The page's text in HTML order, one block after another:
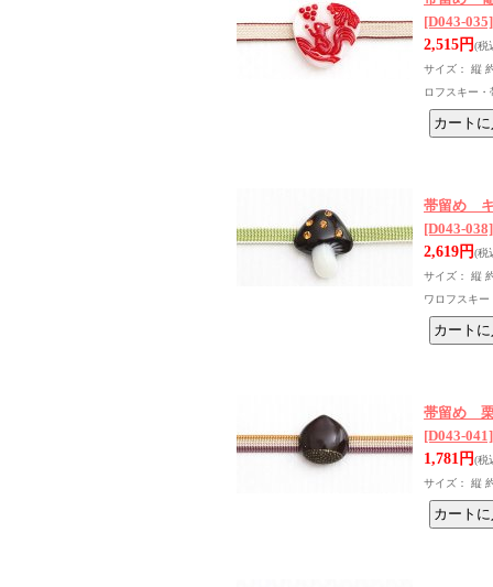
[D043-035]
2,515円(税
サイズ： 縦
ロフスキー・
帯留め キ
[D043-038]
2,619円(税
サイズ： 縦
ワロフスキー
帯留め
[D043-041]
1,781円(税
サイズ： 縦